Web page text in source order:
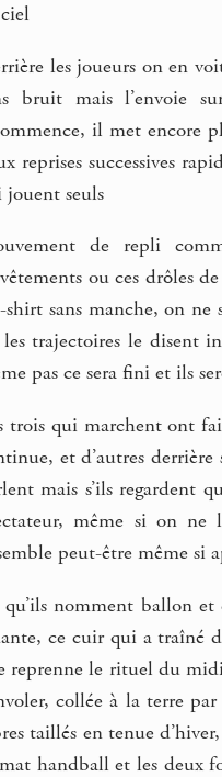
les joueurs on en
bruit mais l’envoie
il met encore
reprises successives
jouent seuls
de repli
ou ces drôles
shirt sans manche, on
trajectoires le disent
pas ce sera fini et ils
trois qui marchent ont
et d’autres
mais s’ils regardent
même si on ne
peut-être même si
qu’ils nomment ballon
ce cuir qui a traîné
reprenne le rituel du
collée à la terre
taillés en tenue
handball et les deux